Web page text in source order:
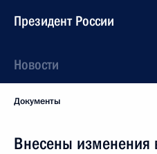
Президент России
Новости
Документы
Внесены изменения